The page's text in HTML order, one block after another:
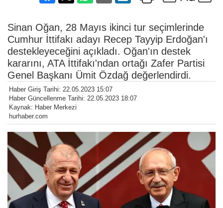
Sinan Oğan, 28 Mayıs ikinci tur seçimlerinde
Cumhur İttifakı adayı Recep Tayyip Erdoğan'ı
destekleyeceğini açıkladı. Oğan'ın destek
kararını, ATA İttifakı'ndan ortağı Zafer Partisi
Genel Başkanı Ümit Özdağ değerlendirdi.
Haber Giriş Tarihi: 22.05.2023 15:07
Haber Güncellenme Tarihi: 22.05.2023 18:07
Kaynak: Haber Merkezi
hurhaber.com